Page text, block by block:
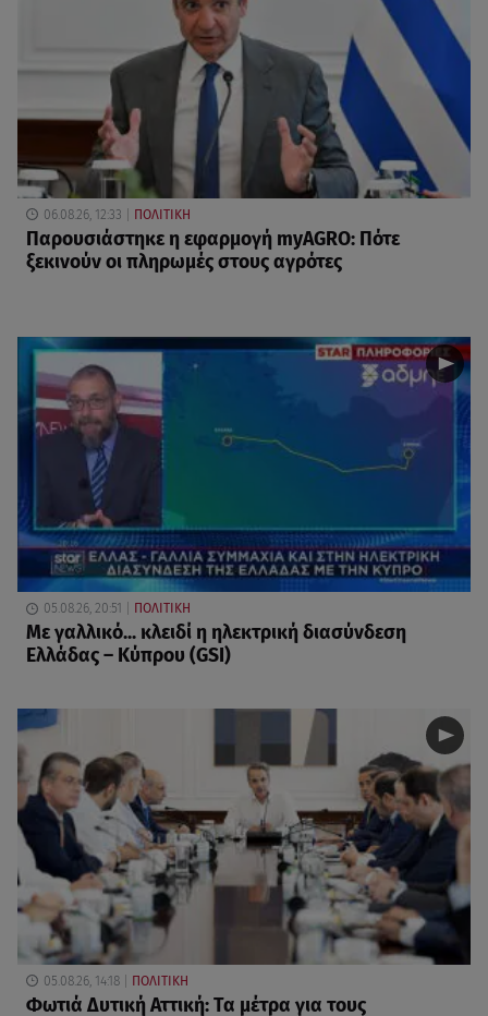
06.08.26, 12:33 ΠΟΛΙΤΙΚΗ
Παρουσιάστηκε η εφαρμογή myAGRO: Πότε
ξεκινούν οι πληρωμές στους αγρότες
05.08.26, 20:51 ΠΟΛΙΤΙΚΗ
Με γαλλικό... κλειδί η ηλεκτρική διασύνδεση
Ελλάδας – Κύπρου (GSI)
05.08.26, 14:18 ΠΟΛΙΤΙΚΗ
Φωτιά Δυτική Αττική: Τα μέτρα για τους